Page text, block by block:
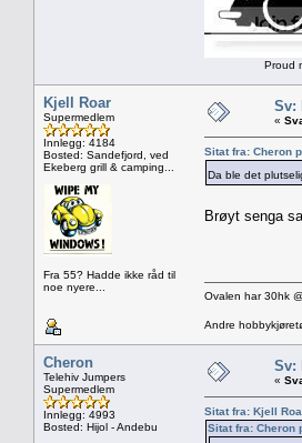
Proud
Kjell Roar
Supermedlem
Innlegg: 4184
Bosted: Sandefjord, ved
Ekeberg grill & camping...
Fra 55? Hadde ikke råd til
noe nyere...
Sv:
«
Sitat fra: Cheron
Da ble det
Brøyt senga
Ovalen har 30hk
Andre
Cheron
Telehiv Jumpers
Supermedlem
Innlegg: 4993
Bosted: Hijol - Andebu
Sv:
«
Sitat fra: Kjell
Sitat fra: Cheron